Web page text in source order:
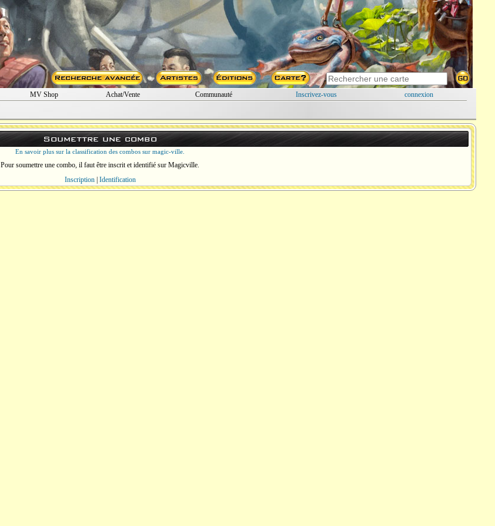
MV Shop Achat/Vente Communauté Inscrivez-vous
connexion
Soumettre une combo
En savoir plus sur la classification des combos sur magic-ville.
Pour soumettre une combo, il faut être inscrit et identifié sur Magicville.
Inscription| Identification